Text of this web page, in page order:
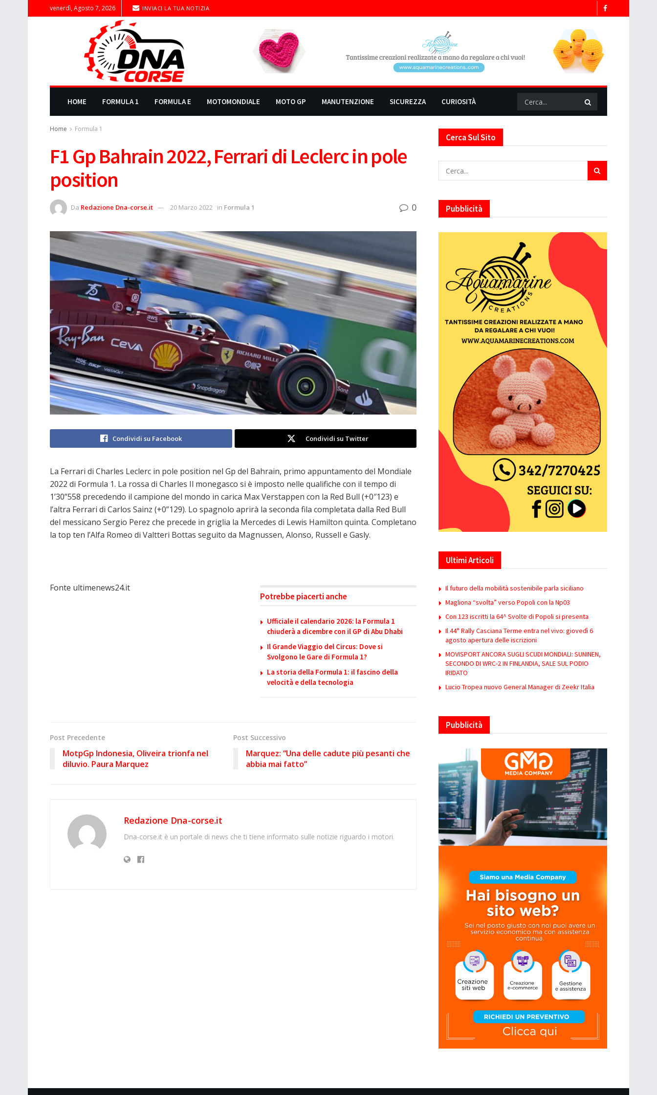
venerdì, Agosto 7, 2026 INVIACI LA TUA NOTIZIA
HOME FORMULA 1 FORMULA E MOTOMONDIALE MOTO GP MANUTENZIONE SICUREZZA CURIOSITÀ
Home Formula 1
F1 Gp Bahrain 2022, Ferrari di Leclerc in pole
position
Da Redazione Dna-corse.it 20 Marzo 2022 in Formula 1 0
Condividi su Facebook Condividi su Twitter
La Ferrari di Charles Leclerc in pole position nel Gp del Bahrain, primo appuntamento del Mondiale
2022 di Formula 1. La rossa di Charles Il monegasco si è imposto nelle qualifiche con il tempo di
1’30”558 precedendo il campione del mondo in carica Max Verstappen con la Red Bull (+0″123) e
l’altra Ferrari di Carlos Sainz (+0”129). Lo spagnolo aprirà la seconda fila completata dalla Red Bull
del messicano Sergio Perez che precede in griglia la Mercedes di Lewis Hamilton quinta. Completano
la top ten l’Alfa Romeo di Valtteri Bottas seguito da Magnussen, Alonso, Russell e Gasly.
Potrebbe piacerti anche
Ufficiale il calendario 2026: la Formula 1
chiuderà a dicembre con il GP di Abu Dhabi
Il Grande Viaggio del Circus: Dove si
Svolgono le Gare di Formula 1?
La storia della Formula 1: il fascino della
velocità e della tecnologia
Fonte ultimenews24.it
Post Precedente
MotpGp Indonesia, Oliveira trionfa nel
diluvio. Paura Marquez
Post Successivo
Marquez: “Una delle cadute più pesanti che
abbia mai fatto”
Redazione Dna-corse.it
Dna-corse.it è un portale di news che ti tiene informato sulle notizie riguardo i motori.
Cerca Sul Sito
Pubblicità
Ultimi Articoli
Il futuro della mobilità sostenibile parla siciliano
Magliona “svolta” verso Popoli con la Np03
Con 123 iscritti la 64^ Svolte di Popoli si presenta
Il 44° Rally Casciana Terme entra nel vivo: giovedì 6
agosto apertura delle iscrizioni
MOVISPORT ANCORA SUGLI SCUDI MONDIALI: SUNINEN,
SECONDO DI WRC-2 IN FINLANDIA, SALE SUL PODIO
IRIDATO
Lucio Tropea nuovo General Manager di Zeekr Italia
Pubblicità